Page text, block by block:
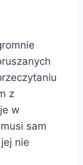
z
w
sam
nie